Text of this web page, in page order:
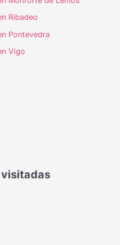
Ribadeo
Pontevedra
Vigo
visitadas